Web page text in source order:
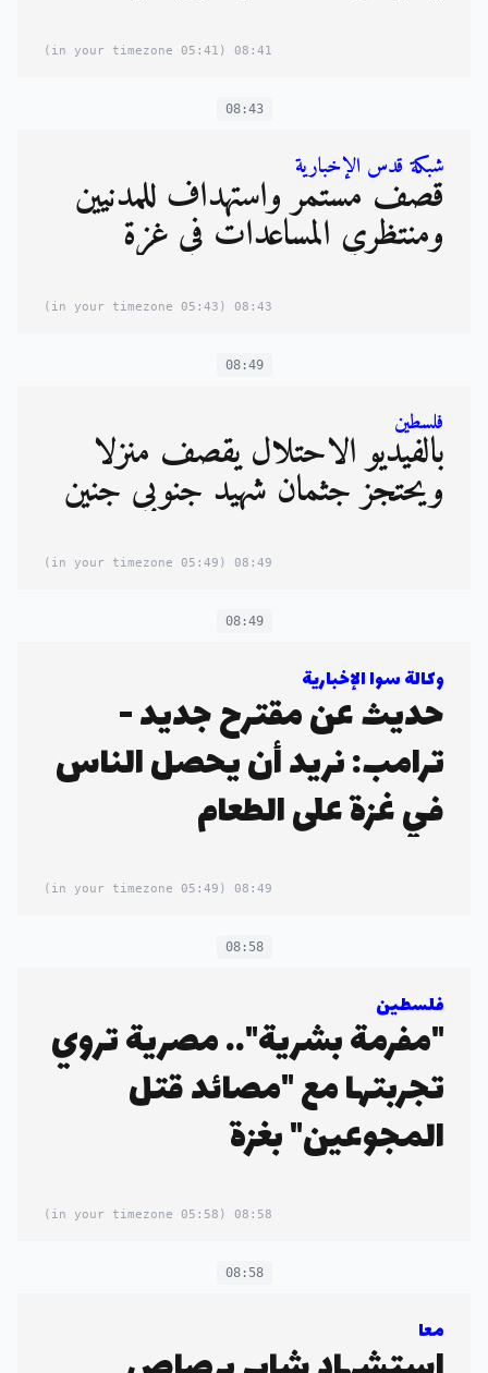
08:41
(05:41 in your timezone)
08:43
شبكة قدس الإخبارية
قصف مستمر واستهداف للمدنيين
ومنتظري المساعدات في غزة
08:43
(05:43 in your timezone)
08:49
فلسطين
بالفيديو الاحتلال يقصفُ منزلًا
ويحتجز جثمان شهيد جنوبي جنين
08:49
(05:49 in your timezone)
08:49
وكالة سوا الإخبارية
حديث عن مقترح جديد -
ترامب: نريد أن يحصل الناس
في غزة على الطعام
08:49
(05:49 in your timezone)
08:58
فلسطين
"مفرمة بشرية".. مصرية تروي
تجربتها مع "مصائد قتل
المجوعين" بغزة
08:58
(05:58 in your timezone)
08:58
معا